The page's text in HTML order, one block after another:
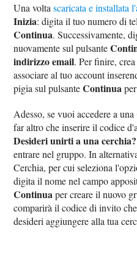
Una voltascaricata e installata
Inizia: digita il tuo numero di
Continua. Successivamente,
nuovamente sul pulsante
indirizzo email. Per finire,
associare al tuo account
pigia sul pulsanteContinua
Adesso, se vuoi accedere a una
far altro che inserire il codice
Desideri unirti a una cerchia?
entrare nel gruppo. In
Cerchia, per cui seleziona
digita il nome nel campo
Continuaper creare il nuovo
comparirà il codice di invito
desideri aggiungere alla tua